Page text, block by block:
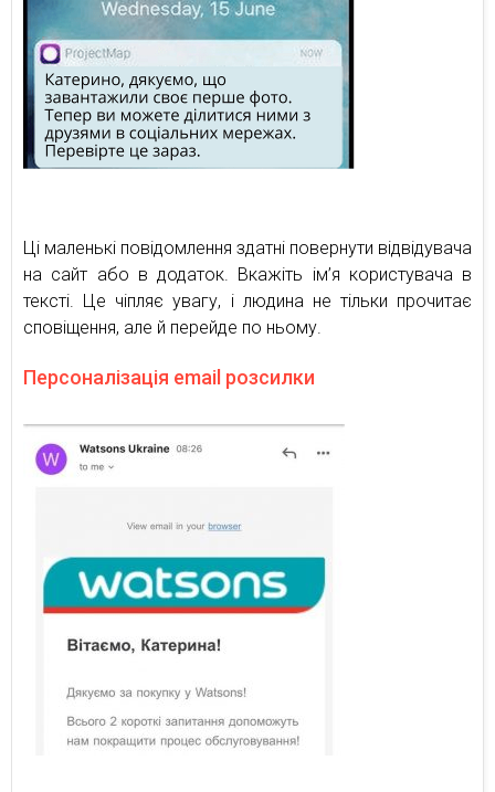
Ці маленькі повідомлення здатні повернути відвідувача
на сайт або в додаток. Вкажіть ім’я користувача в
тексті. Це чіпляє увагу, і людина не тільки прочитає
сповіщення, але й перейде по ньому.
Персоналізація email розсилки